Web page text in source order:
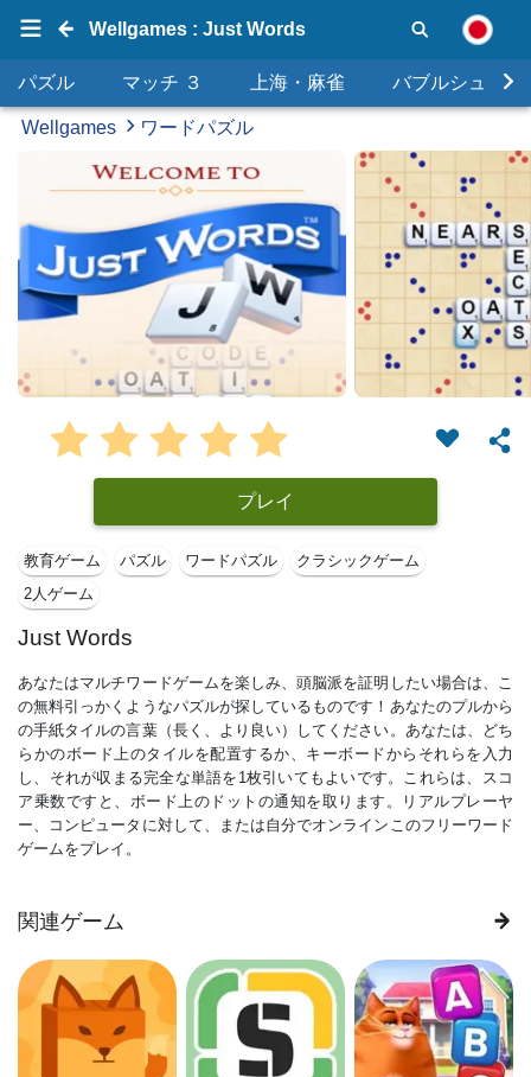
Wellgames : Just Words
パズル マッチ ３ 上海・麻雀 バブルシュータ
Wellgames ワードパズル
プレイ
教育ゲーム パズル ワードパズル
クラシックゲーム
2人ゲーム
Just Words
あなたはマルチワードゲームを楽しみ、頭脳派を証明したい場合は、こ
の無料引っかくようなパズルが探しているものです！あなたのプルから
の手紙タイルの言葉（長く、より良い）してください。あなたは、どち
らかのボード上のタイルを配置するか、キーボードからそれらを入力
し、それが収まる完全な単語を1枚引いてもよいです。これらは、スコ
ア乗数ですと、ボード上のドットの通知を取ります。リアルプレーヤ
ー、コンピュータに対して、または自分でオンラインこのフリーワード
ゲームをプレイ。
関連ゲーム